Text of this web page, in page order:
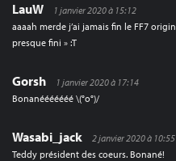
LauW
1 janvier 2020 à 15:12
aaaah merde j’ai jamais fin le FF7
presque fini » :T
Gorsh
1 janvier 2020 à 17:14
Bonanééééééé \(°o°)/
Wasabi_jack
2 janvier 2020 à 10:55
Teddy président des coeurs. Bonané!